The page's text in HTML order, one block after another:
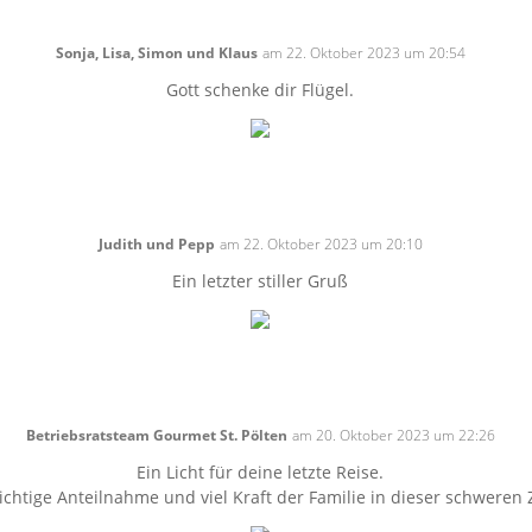
Sonja, Lisa, Simon und Klaus am 22. Oktober 2023 um 20:54
Gott schenke dir Flügel.
Judith und Pepp am 22. Oktober 2023 um 20:10
Ein letzter stiller Gruß
Betriebsratsteam Gourmet St. Pölten am 20. Oktober 2023 um 22:26
Ein Licht für deine letzte Reise.
Anteilnahme und viel Kraft der Familie in dieser schweren